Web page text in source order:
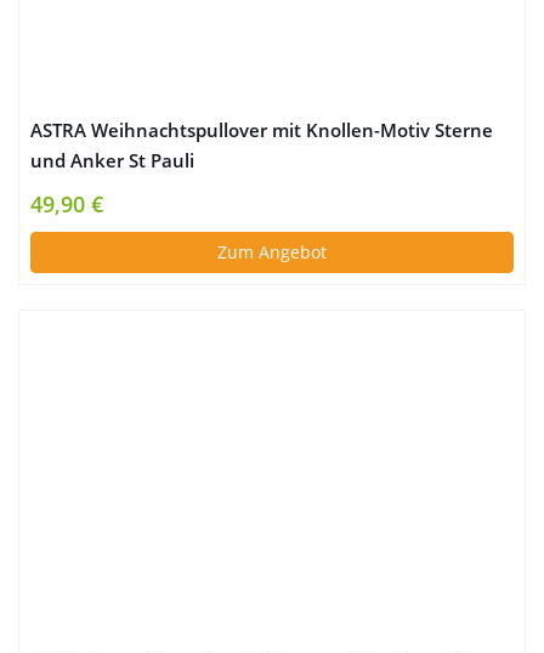
ASTRA Weihnachtspullover mit Knollen-Motiv Sterne
und Anker St Pauli
49,90 €
Zum Angebot